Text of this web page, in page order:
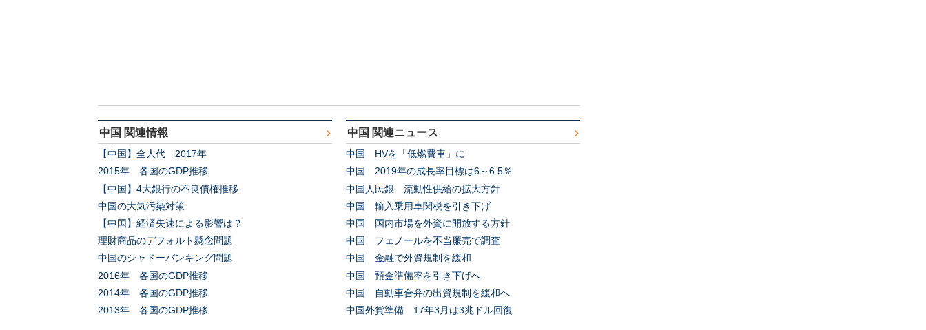
中国 関連情報
【中国】全人代 2017年
2015年 各国のGDP推移
【中国】4大銀行の不良債権推移
中国の大気汚染対策
【中国】経済失速による影響は？
理財商品のデフォルト懸念問題
中国のシャドーバンキング問題
2016年 各国のGDP推移
2014年 各国のGDP推移
2013年 各国のGDP推移
中国 関連ニュース
中国 HVを「低燃費車」に
中国 2019年の成長率目標は6～6.5％
中国人民銀 流動性供給の拡大方針
中国 輸入乗用車関税を引き下げ
中国 国内市場を外資に開放する方針
中国 フェノールを不当廉売で調査
中国 金融で外資規制を緩和
中国 預金準備率を引き下げへ
中国 自動車合弁の出資規制を緩和へ
中国外貨準備 17年3月は3兆ドル回復